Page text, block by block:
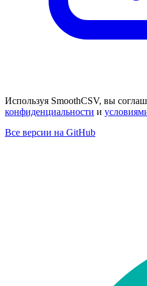
Используя SmoothCSV, вы
конфиденциальности и
Все версии на GitHub